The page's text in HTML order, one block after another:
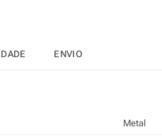
ENVIO
Metal